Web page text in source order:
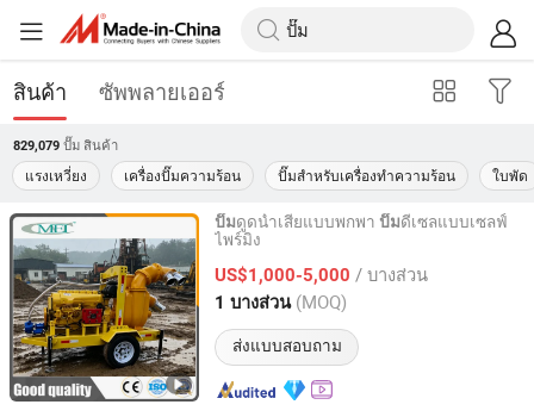
สินค้า ซัพพลายเออร์
829,079 ปั๊ม สินค้า
แรงเหวี่ยง เครื่องปั๊มความร้อน ปั๊มสำหรับเครื่องทำความร้อน ใบพัด
ปั๊มดูดน้ำเสียแบบพกพา ปั๊มดีเซลแบบเซลฟ์
ไพร์มิง
US$1,000-5,000 / บางส่วน
1 บางส่วน (MOQ)
ส่งแบบสอบถาม
Caimei Machinery Manufacture (Shanghai) Co. Ltd
Shanghai, China อัตราจาก 2024